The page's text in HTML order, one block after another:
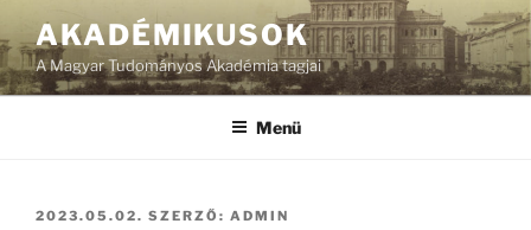
AKADÉMIKUSOK
A Magyar Tudományos Akadémia tagjai
Menü
BEKÜLDVE:
2023.05.02. SZERZŐ: ADMIN